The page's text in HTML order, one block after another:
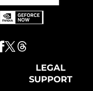
LEGAL
SUPPORT